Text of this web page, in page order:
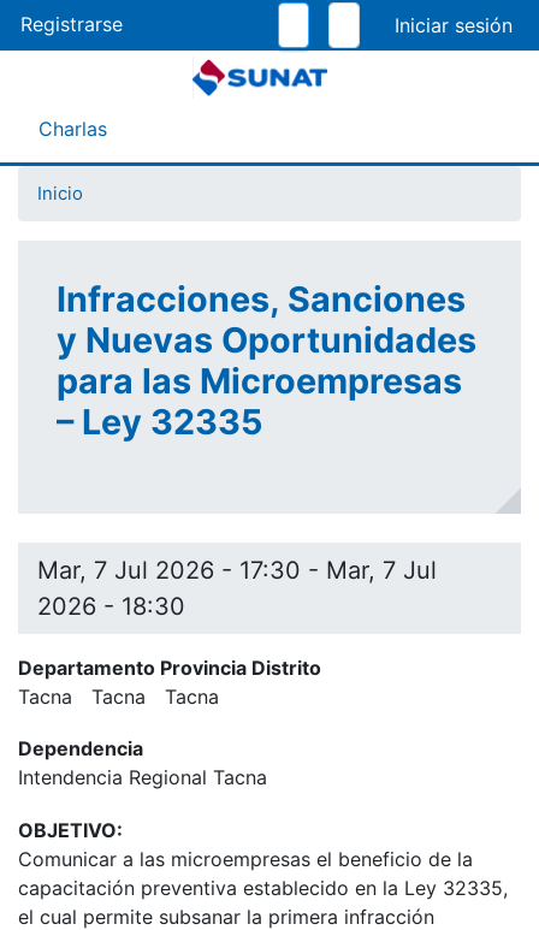
al
contenido
Registrarse
Menú Asistente
Charlas
Inicio
Infracciones, Sanciones
y Nuevas Oportunidades
para las Microempresas
– Ley 32335
Mar, 7 Jul 2026 - 17:30 - Mar, 7 Jul
2026 - 18:30
Departamento Provincia Distrito
Tacna
Tacna Tacna
Dependencia
Intendencia Regional Tacna
OBJETIVO:
Comunicar a las microempresas el beneficio de la
capacitación preventiva establecido en la Ley 32335,
el cual permite subsanar la primera infracción